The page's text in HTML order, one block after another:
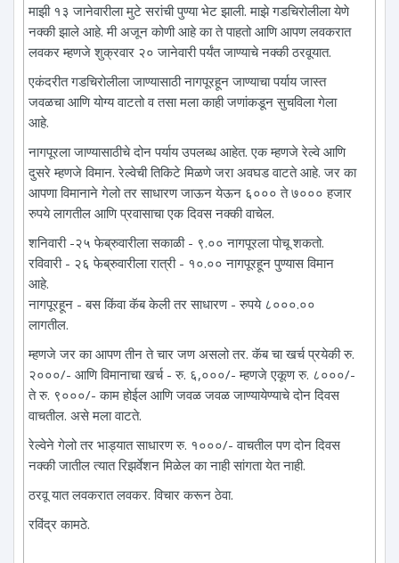
माझी १३ जानेवारीला मुटे सरांची पुण्या भेट झाली. माझे गडचिरोलीला येणे
नक्की झाले आहे. मी अजून कोणी आहे का ते पाहतो आणि आपण लवकरात
लवकर म्हणजे शुक्रवार २० जानेवारी पर्यंत जाण्याचे नक्की ठरवूयात.
एकंदरीत गडचिरोलीला जाण्यासाठी नागपूरहून जाण्याचा पर्याय जास्त
जवळचा आणि योग्य वाटतो व तसा मला काही जणांकडून सुचविला गेला
आहे.
नागपूरला जाण्यासाठीचे दोन पर्याय उपलब्ध आहेत. एक म्हणजे रेल्वे आणि
दुसरे म्हणजे विमान. रेल्वेची तिकिटे मिळणे जरा अवघड वाटते आहे. जर का
आपणा विमानाने गेलो तर साधारण जाऊन येऊन ६००० ते ७००० हजार
रुपये लागतील आणि प्रवासाचा एक दिवस नक्की वाचेल.
शनिवारी -२५ फेब्रुवारीला सकाळी - ९.०० नागपूरला पोचू शकतो.
रविवारी - २६ फेब्रुवारीला रात्री - १०.०० नागपूरहून पुण्यास विमान
आहे.
नागपूरहून - बस किंवा कॅब केली तर साधारण - रुपये ८०००.००
लागतील.
म्हणजे जर का आपण तीन ते चार जण असलो तर. कॅब चा खर्च प्रयेकी रु.
२०००/- आणि विमानाचा खर्च - रु. ६,०००/- म्हणजे एकूण रु. ८०००/-
ते रु. ९०००/- काम होईल आणि जवळ जवळ जाण्यायेण्याचे दोन दिवस
वाचतील. असे मला वाटते.
रेल्वेने गेलो तर भाड्यात साधारण रु. १०००/- वाचतील पण दोन दिवस
नक्की जातील त्यात रिझर्वेशन मिळेल का नाही सांगता येत नाही.
ठरवू यात लवकरात लवकर. विचार करून ठेवा.
रविंद्र कामठे.